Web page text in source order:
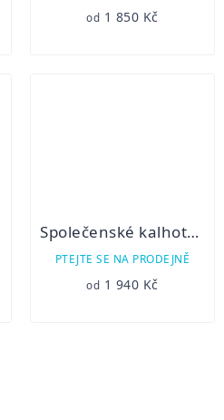
od 1 850 Kč
Společenské kalhoty Alexej antracit
PTEJTE SE NA PRODEJNĚ
od 1 940 Kč